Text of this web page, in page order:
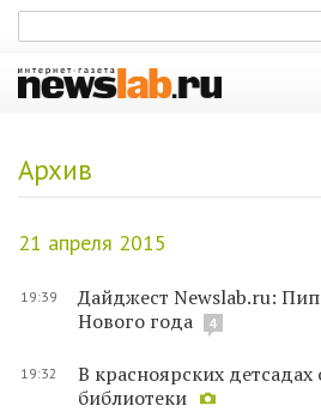
Архив
21 апреля 2015
19:39
Дайджест Newslab.ru:
Нового года
4
19:32
В красноярских
библиотеки